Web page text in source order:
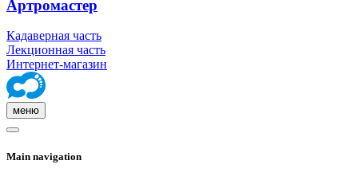
Артромастер
Кадаверная часть
Лекционная часть
Интернет-магазин
меню
Main navigation